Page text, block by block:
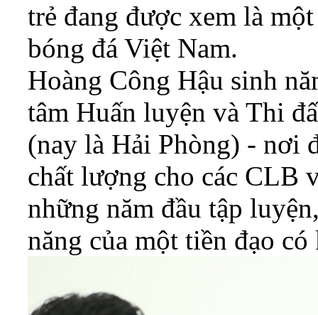
trẻ đang được xem là
bóng đá Việt Nam.
Hoàng Công Hậu sinh
tâm Huấn luyện và Thi
(nay là Hải Phòng) - nơi
chất lượng cho các CLB
những năm đầu tập
năng của một tiền đạo